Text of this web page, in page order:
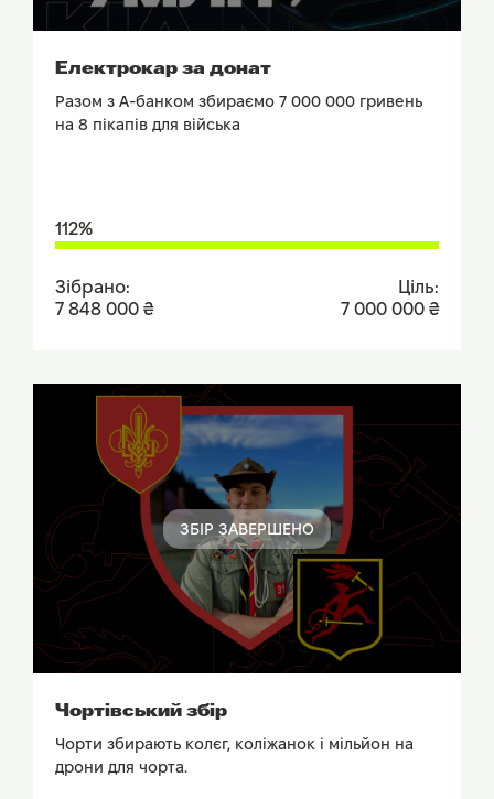
Електрокар за донат
Разом з А-банком збираємо 7 000 000 гривень
на 8 пікапів для війська
Зібрано:
Ціль:
7 848 000 ₴
7 000 000 ₴
112%
ЗБІР ЗАВЕРШЕНО
ПОДИВИТИСЬ ЗВІТ
Чортівський збір
Чорти збирають колєг, коліжанок і мільйон на
дрони для чорта.